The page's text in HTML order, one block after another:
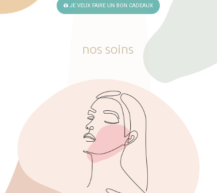
JE VEUX FAIRE UN BON CADEAUX
nos soins